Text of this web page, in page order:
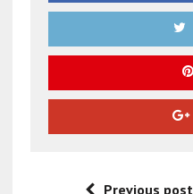
Previous post